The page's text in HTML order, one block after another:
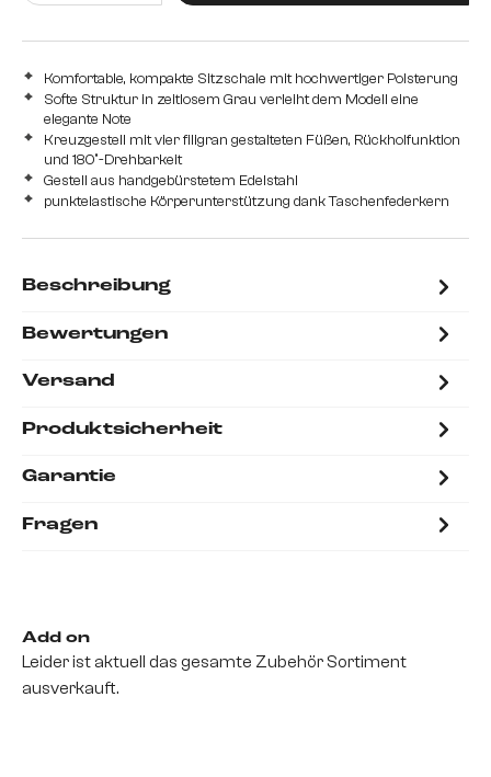
Komfortable, kompakte Sitzschale mit hochwertiger Polsterung
Softe Struktur in zeitlosem Grau verleiht dem Modell eine
elegante Note
Kreuzgestell mit vier filigran gestalteten Füßen, Rückholfunktion
und 180°-Drehbarkeit
Gestell aus handgebürstetem Edelstahl
punktelastische Körperunterstützung dank Taschenfederkern
Beschreibung
Bewertungen
Versand
Produktsicherheit
Garantie
Fragen
Add on
Leider ist aktuell das gesamte Zubehör Sortiment
ausverkauft.